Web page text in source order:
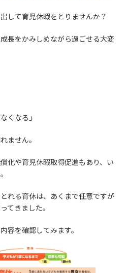
して育児休暇をとりませんか？
長をかみしめながら過ごせる大変
くなる」
ません。
化や育児休暇取得促進もあり、い
れる育休は、あくまで任意ですが
てきました。
容を確認してみます。